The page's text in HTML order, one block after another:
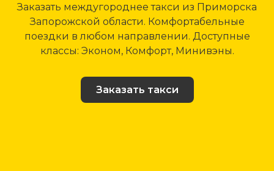
Заказать междугороднее такси из Приморска
Запорожской области. Комфортабельные
поездки в любом направлении. Доступные
классы: Эконом, Комфорт, Минивэны.
Заказать такси